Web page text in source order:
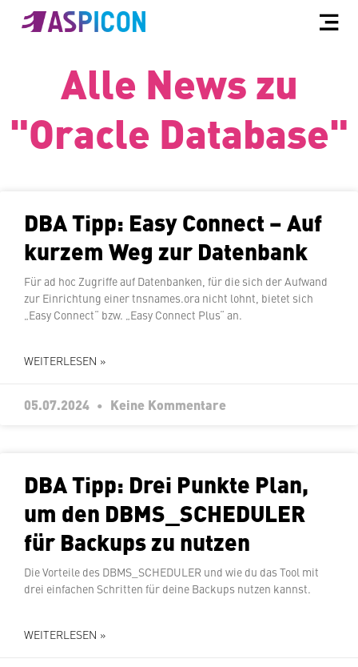
Alle News zu
"Oracle Database"
DBA Tipp: Easy Connect – Auf
kurzem Weg zur Datenbank
Für ad hoc Zugriffe auf Da­ten­ban­ken, für die sich der Aufwand
zur Ein­rich­tung einer tnsnames.ora nicht lohnt, bietet sich
„Easy Connect“ bzw. „Easy Connect Plus“ an.
WEITERLESEN »
05.07.2024 Keine Kommentare
DBA Tipp: Drei Punkte Plan,
um den DBMS_SCHEDULER
für Backups zu nutzen
Die Vorteile des DBMS_SCHEDULER und wie du das Tool mit
drei einfachen Schritten für deine Backups nutzen kannst.
WEITERLESEN »